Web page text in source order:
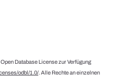
Database License zur Verfügung
odbl/1.0/. Alle Rechte an einzelnen